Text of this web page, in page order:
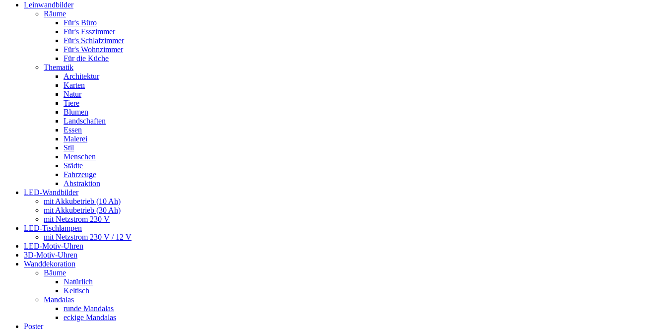
Leinwandbilder
Räume
Für's Büro
Für's Esszimmer
Für's Schlafzimmer
Für's Wohnzimmer
Für die Küche
Thematik
Architektur
Karten
Natur
Tiere
Blumen
Landschaften
Essen
Malerei
Stil
Menschen
Städte
Fahrzeuge
Abstraktion
LED-Wandbilder
mit Akkubetrieb (10 Ah)
mit Akkubetrieb (30 Ah)
mit Netzstrom 230 V
LED-Tischlampen
mit Netzstrom 230 V / 12 V
LED-Motiv-Uhren
3D-Motiv-Uhren
Wanddekoration
Bäume
Natürlich
Keltisch
Mandalas
runde Mandalas
eckige Mandalas
Poster